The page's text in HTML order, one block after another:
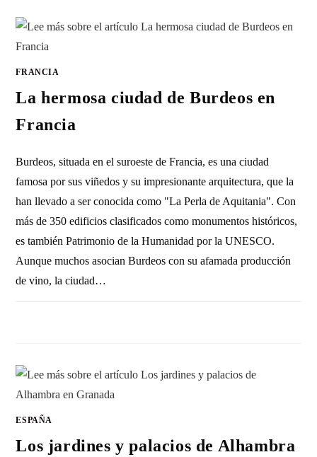
FRANCIA
La hermosa ciudad de Burdeos en
Francia
Burdeos, situada en el suroeste de Francia, es una ciudad
famosa por sus viñedos y su impresionante arquitectura, que la
han llevado a ser conocida como "La Perla de Aquitania". Con
más de 350 edificios clasificados como monumentos históricos,
es también Patrimonio de la Humanidad por la UNESCO.
Aunque muchos asocian Burdeos con su afamada producción
de vino, la ciudad…
ESPAÑA
Los jardines y palacios de Alhambra